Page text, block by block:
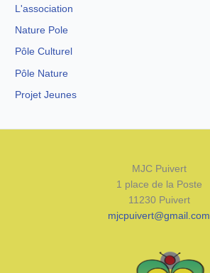
L'association
Nature Pole
Pôle Culturel
Pôle Nature
Projet Jeunes
MJC Puivert
1 place de la Poste
11230 Puivert
mjcpuivert@gmail.com